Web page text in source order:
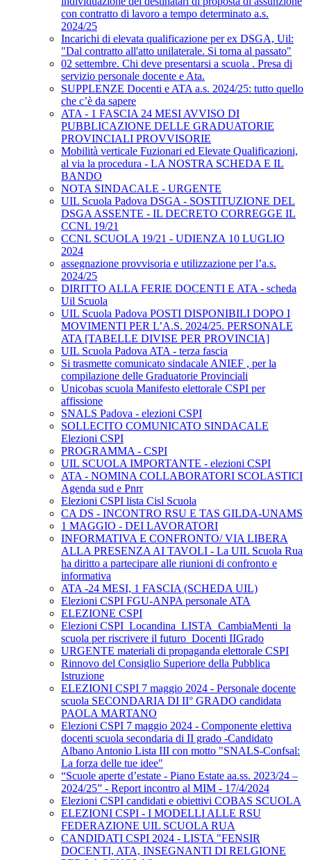
con contratto di lavoro a tempo determinato a.s.
2024/25
Incarichi di elevata qualificazione per ex DSGA, Uil:
"Dal contratto all'atto unilaterale. Si torna al passato"
02 settembre. Chi deve presentarsi a scuola . Presa di
servizio personale docente e Ata.
SUPPLENZE Docenti e ATA a.s. 2024/25: tutto quello
che c’è da sapere
ATA - 1 FASCIA 24 MESI AVVISO DI
PUBBLICAZIONE DELLE GRADUATORIE
PROVINCIALI PROVVISORIE
Mobilità verticale Fuzionari ed Elevate Qualificazioni,
al via la procedura - LA NOSTRA SCHEDA E IL
BANDO
NOTA SINDACALE - URGENTE
UIL Scuola Padova DSGA - SOSTITUZIONE DEL
DSGA ASSENTE - IL DECRETO CORREGGE IL
CCNL 19/21
CCNL SCUOLA 19/21 - UDIENZA 10 LUGLIO
2024
assegnazione provvisoria e utilizzazione per l’a.s.
2024/25
DIRITTO ALLA FERIE DOCENTI E ATA - scheda
Uil Scuola
UIL Scuola Padova POSTI DISPONIBILI DOPO I
MOVIMENTI PER L’A.S. 2024/25. PERSONALE
ATA [TABELLE DIVISE PER PROVINCIA]
UIL Scuola Padova ATA - terza fascia
Si trasmette comunicato sindacale ANIEF , per la
compilazione delle Graduatorie Provinciali
Unicobas scuola Manifesto elettorale CSPI per
affissione
SNALS Padova - elezioni CSPI
SOLLECITO COMUNICATO SINDACALE
Elezioni CSPI
PROGRAMMA - CSPI
UIL SCUOLA IMPORTANTE - elezioni CSPI
ATA - NOMINA COLLABORATORI SCOLASTICI
Agenda sud e Pnrr
Elezioni CSPI lista Cisl Scuola
CA DS - INCONTRO RSU E TAS GILDA-UNAMS
1 MAGGIO - DEI LAVORATORI
INFORMATIVA E CONFRONTO/ VIA LIBERA
ALLA PRESENZA AI TAVOLI - La UIL Scuola Rua
ha diritto a partecipare alle riunioni di confronto e
informativa
ATA -24 MESI, 1 FASCIA (SCHEDA UIL)
Elezioni CSPI FGU-ANPA personale ATA
ELEZIONE CSPI
Elezioni CSPI_Locandina_LISTA_CambiaMenti_la
scuola per riscrivere il futuro_Docenti IIGrado
URGENTE materiali di propaganda elettorale CSPI
Rinnovo del Consiglio Superiore della Pubblica
Istruzione
ELEZIONI CSPI 7 maggio 2024 - Personale docente
scuola SECONDARIA DI II° GRADO candidata
PAOLA MARTANO
Elezioni CSPI 7 maggio 2024 - Componente elettiva
docenti scuola secondaria di II grado -Candidato
Albano Antonio Lista III con motto "SNALS-Confsal:
La forza delle tue idee"
“Scuole aperte d’estate - Piano Estate aa.ss. 2023/24 –
2024/25” - Report incontro al MIM - 17/4/2024
Elezioni CSPI candidati e obiettivi COBAS SCUOLA
ELEZIONI CSPI - I MODELLI ALLE RSU
FEDERAZIONE UIL SCUOLA RUA
CANDIDATI CSPI 2024 - LISTA "FENSIR
DOCENTI, ATA, INSEGNANTI DI RELGIONE